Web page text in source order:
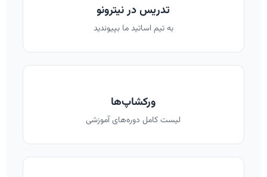
تدریس در نیترونو
به تیم اساتید ما بپیوندید
ورکشاپ‌ها
لیست کامل دوره‌های آموزشی